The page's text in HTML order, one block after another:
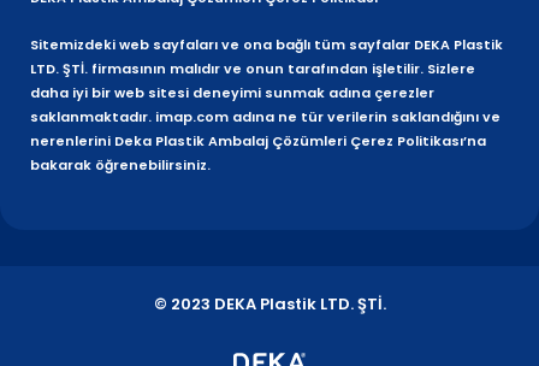
Sitemizdeki web sayfaları ve ona bağlı tüm sayfalar DEKA Plastik
LTD. ŞTİ. firmasının malıdır ve onun tarafından işletilir. Sizlere
daha iyi bir web sitesi deneyimi sunmak adına çerezler
saklanmaktadır. imap.com adına ne tür verilerin saklandığını ve
nerenlerini Deka Plastik Ambalaj Çözümleri Çerez Politikası’na
bakarak öğrenebilirsiniz.
© 2023 DEKA Plastik LTD. ŞTİ.